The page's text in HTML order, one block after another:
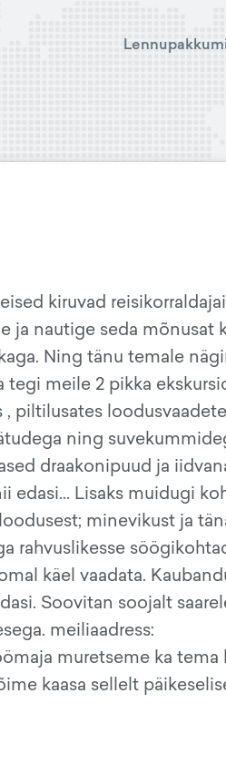
kiruvad
ja nautige seda mõnusat
Ning tänu temale
meile 2 pikka
piltilusates
ning
draakonipuud ja
edasi... Lisaks muidugi
minevikust ja
rahvuslikesse
käel vaadata.
Soovitan soojalt
meiliaadress:
muretseme ka tema
kaasa sellelt